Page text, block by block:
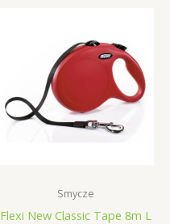
Smycze
Flexi New Classic Tape 8m L